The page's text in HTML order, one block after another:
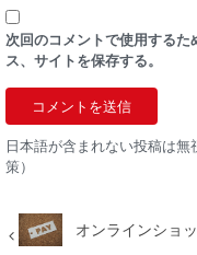
次回のコメントで使用する
ス、サイトを保存する。
日本語が含まれない投稿は
策）
オンラインショ